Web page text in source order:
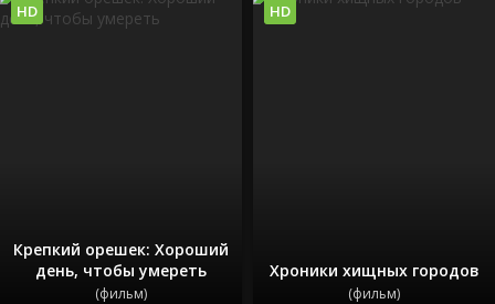
Крепкий орешек: Хороший
день, чтобы умереть
(фильм)
HD
Хроники хищных городов
(фильм)
HD